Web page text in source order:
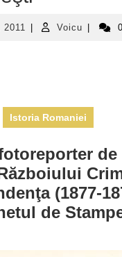
July
Voicu Voicu
Istoria Romaniei
(1877-
de